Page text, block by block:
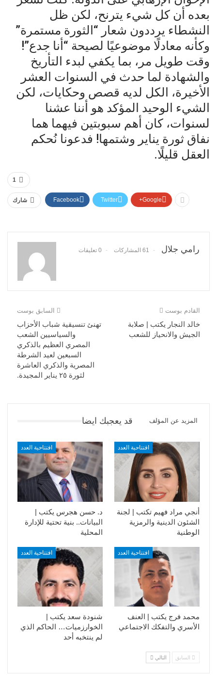
بعده أن كل شيء يترنح، لكن ظل
النشطاء يرددون شعار “الثورة مستمرة”
وكأنه معادلًا موضوعيًا لصيحة “أنا جدع”!
وقت طويل مر، بما يكفي لبدء التأريخ
والشهادة لما حدث في السنوات العشر
الأخيرة، الكل لديه قصص وحكايات، لكن
الشيء الوحيد المؤكد هو أننا عشنا
لسنوات، كان أهم سبوبتين فيهما هما
نفاق ثورة يناير وشتمها! فدعونا نُحكم
العقل قليلًا.
1
شارك Facebook Twitter Google+
رامي جلال 61 المشاركات 0 تعليقات
السابق بوست
تهنئ تنسيقية شباب الأحزاب
والسياسيين الشعب
المصري العظيم بالذكري
السبعين لعيد الشرطة
المصرية والذكري العاشرة
لثورة ٢٥ يناير المجيدة.
القادم بوست
خالد النجار يكتب | صلابة
الجيش والانحياز للشعب
قد يعجبك ايضا المزيد عن المؤلف
افتتاحية العدد
د. حسن هجرس يكتب |
البيانات.. بنية تحتية للإدارة
المحلية
افتتاحية العدد
أنجي مراد فهيم تكتب | لجنة
الشئون الدينية والرمزية
الوطنية
افتتاحية العدد
شنودة سعد يكتب |
الخوارزميات… الحاكم الذي
لم ينتخبه أحد
افتتاحية العدد
محمد فرج يكتب | العنف
الأسري والتفكك الاجتماعي
السابق التالي